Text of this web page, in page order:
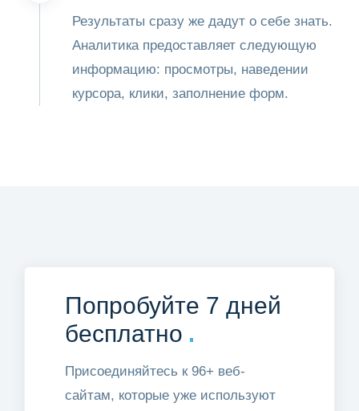
Результаты сразу же дадут о себе знать.
Аналитика предоставляет следующую
информацию: просмотры, наведении
курсора, клики, заполнение форм.
Попробуйте 7 дней
бесплатно .
Присоединяйтесь к 96+ веб-
сайтам, которые уже используют